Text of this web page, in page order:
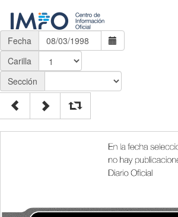
Fecha
Carilla
Sección